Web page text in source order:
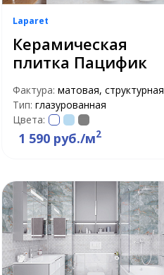
Laparet
Керамическая
плитка Пацифик
Фактура: матовая, структурная
Тип: глазурованная
Цвета:
1 590 руб./м2